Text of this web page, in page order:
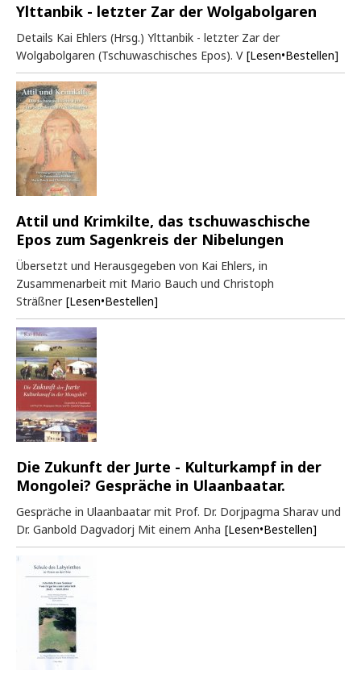
Ylttanbik - letzter Zar der Wolgabolgaren
Details Kai Ehlers (Hrsg.) Ylttanbik - letzter Zar der
Wolgabolgaren (Tschuwaschisches Epos). V [Lesen•Bestellen]
Attil und Krimkilte, das tschuwaschische
Epos zum Sagenkreis der Nibelungen
Übersetzt und Herausgegeben von Kai Ehlers, in
Zusammenarbeit mit Mario Bauch und Christoph
Sträßner [Lesen•Bestellen]
Die Zukunft der Jurte - Kulturkampf in der
Mongolei? Gespräche in Ulaanbaatar.
Gespräche in Ulaanbaatar mit Prof. Dr. Dorjpagma Sharav und
Dr. Ganbold Dagvadorj Mit einem Anha [Lesen•Bestellen]